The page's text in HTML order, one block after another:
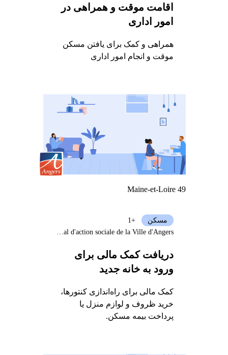
اقامت موقت و همراهی در
امور اداری
همراهی و کمک برای یافتن مسکن
موقت و انجام امور اداری
Maine-et-Loire 49
دریافت کمک مالی برای
ورود به خانه جدید
کمک مالی برای راه‌اندازی کنتورها،
خرید ظروف و لوازم منزل یا
پرداخت بیمه مسکن.
مسکن
+1
Centre communal d'action sociale de la Ville d'Angers